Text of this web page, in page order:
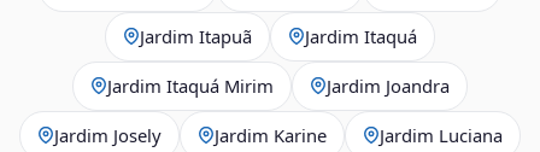
Jardim Itapuã Jardim Itaquá
Jardim Itaquá Mirim Jardim Joandra
Jardim Josely Jardim Karine Jardim Luciana